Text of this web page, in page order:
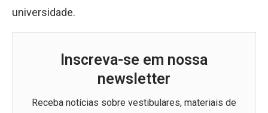
universidade.
Inscreva-se em nossa
newsletter
Receba notícias sobre vestibulares, materiais de